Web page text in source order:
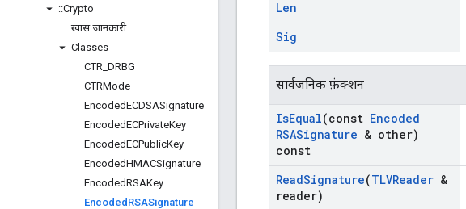
::Crypto
खास जानकारी
Classes
CTR DRBG
CTRMode
EncodedECDSASignature
EncodedECPrivateKey
EncodedECPublicKey
EncodedHMACSignature
EncodedRSAKey
Encoded RSASignature
Len
Sig
सार्वजनिक फ़ंक्शन
IsEqual(const Encoded
RSASignature & other)
const
ReadSignature(TLVReader &
reader)